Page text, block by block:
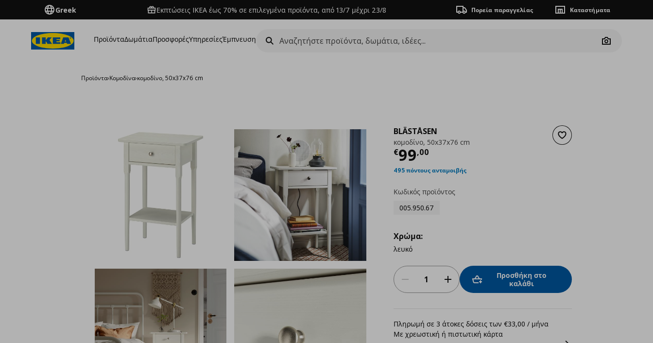
Greek Εκπτώσεις IKEA έως 70% σε επιλεγμένα προϊόντα, από 13/7 μέχρι 23/8 Πορεία παραγγελίας Καταστήματα
ΠροϊόνταΔωμάτιαΠροσφορέςΥπηρεσίεςΈμπνευση
Camera
Προϊόντα›Κομοδίνα›κομοδίνο, 50x37x76 cm
Προσθήκη στα αγαπημένα
BLÄSTÅSEN
κομοδίνο, 50x37x76 cm
€99,00
Τρέχουσα τιμή
495 πόντους ανταμοιβής
Κωδικός προϊόντος
005.950.67
Χρώμα:
λευκό
Προσθήκη στο
καλάθι
Πληρωμή σε 3 άτοκες δόσεις των €33,00 / μήνα
Με χρεωστική ή πιστωτική κάρτα